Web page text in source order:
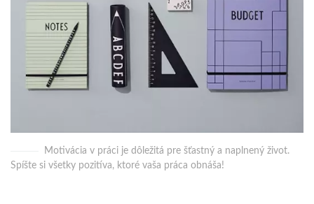
Motivácia v práci je dôležitá pre šťastný a naplnený život.
Spíšte si všetky pozitíva, ktoré vaša práca obnáša!